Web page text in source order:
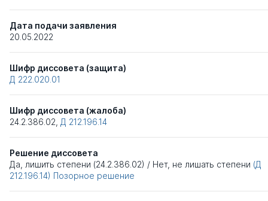
Дата подачи заявления
20.05.2022
Шифр диссовета (защита)
Д 222.020.01
Шифр диссовета (жалоба)
24.2.386.02 Д 212.196.14
Решение диссовета
Да, лишить степени (24.2.386.02) / Нет, не лишать степени (Д
212.196.14) Позорное решение